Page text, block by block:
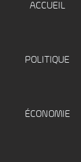
ACCUEIL
POLITIQUE
ÉCONOMIE